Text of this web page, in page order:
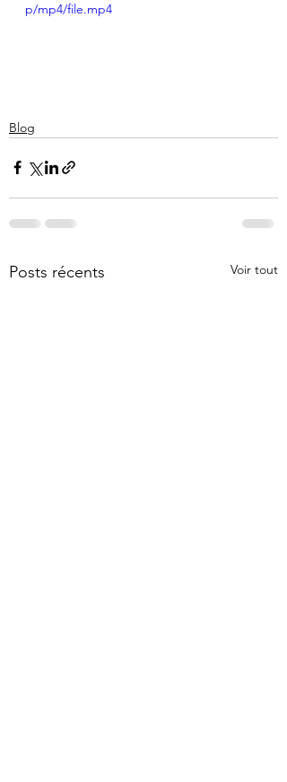
p/mp4/file.mp4
Blog
Posts récents Voir tout